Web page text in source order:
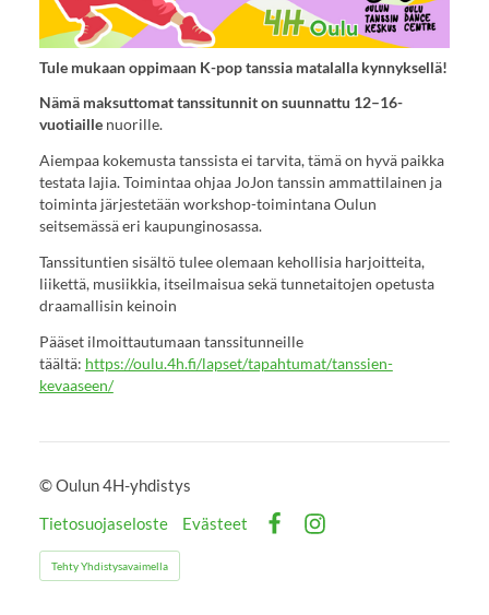
Tule mukaan oppimaan K-pop tanssia matalalla kynnyksellä!
Nämä maksuttomat tanssitunnit on suunnattu 12–16-
vuotiaillenuorille.
Aiempaa kokemusta tanssista ei tarvita, tämä on hyvä paikka
testata lajia. Toimintaa ohjaa JoJon tanssin ammattilainen ja
toiminta järjestetään workshop-toimintana Oulun
seitsemässä eri kaupunginosassa.
Tanssituntien sisältö tulee olemaan kehollisia harjoitteita,
liikettä, musiikkia, itseilmaisua sekä tunnetaitojen opetusta
draamallisin keinoin
Pääset ilmoittautumaan tanssitunneille
täältä: https://oulu.4h.fi/lapset/tapahtumat/tanssien-
kevaaseen/
©Oulun 4H-yhdistys
Tietosuojaseloste
Evästeet
Tehty Yhdistysavaimella